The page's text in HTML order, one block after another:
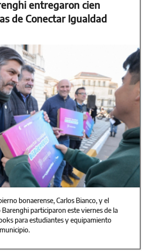
entregaron cien
de Conectar Igualdad
bonaerense, Carlos Bianco, y el
participaron este viernes de la
para estudiantes y equipamiento